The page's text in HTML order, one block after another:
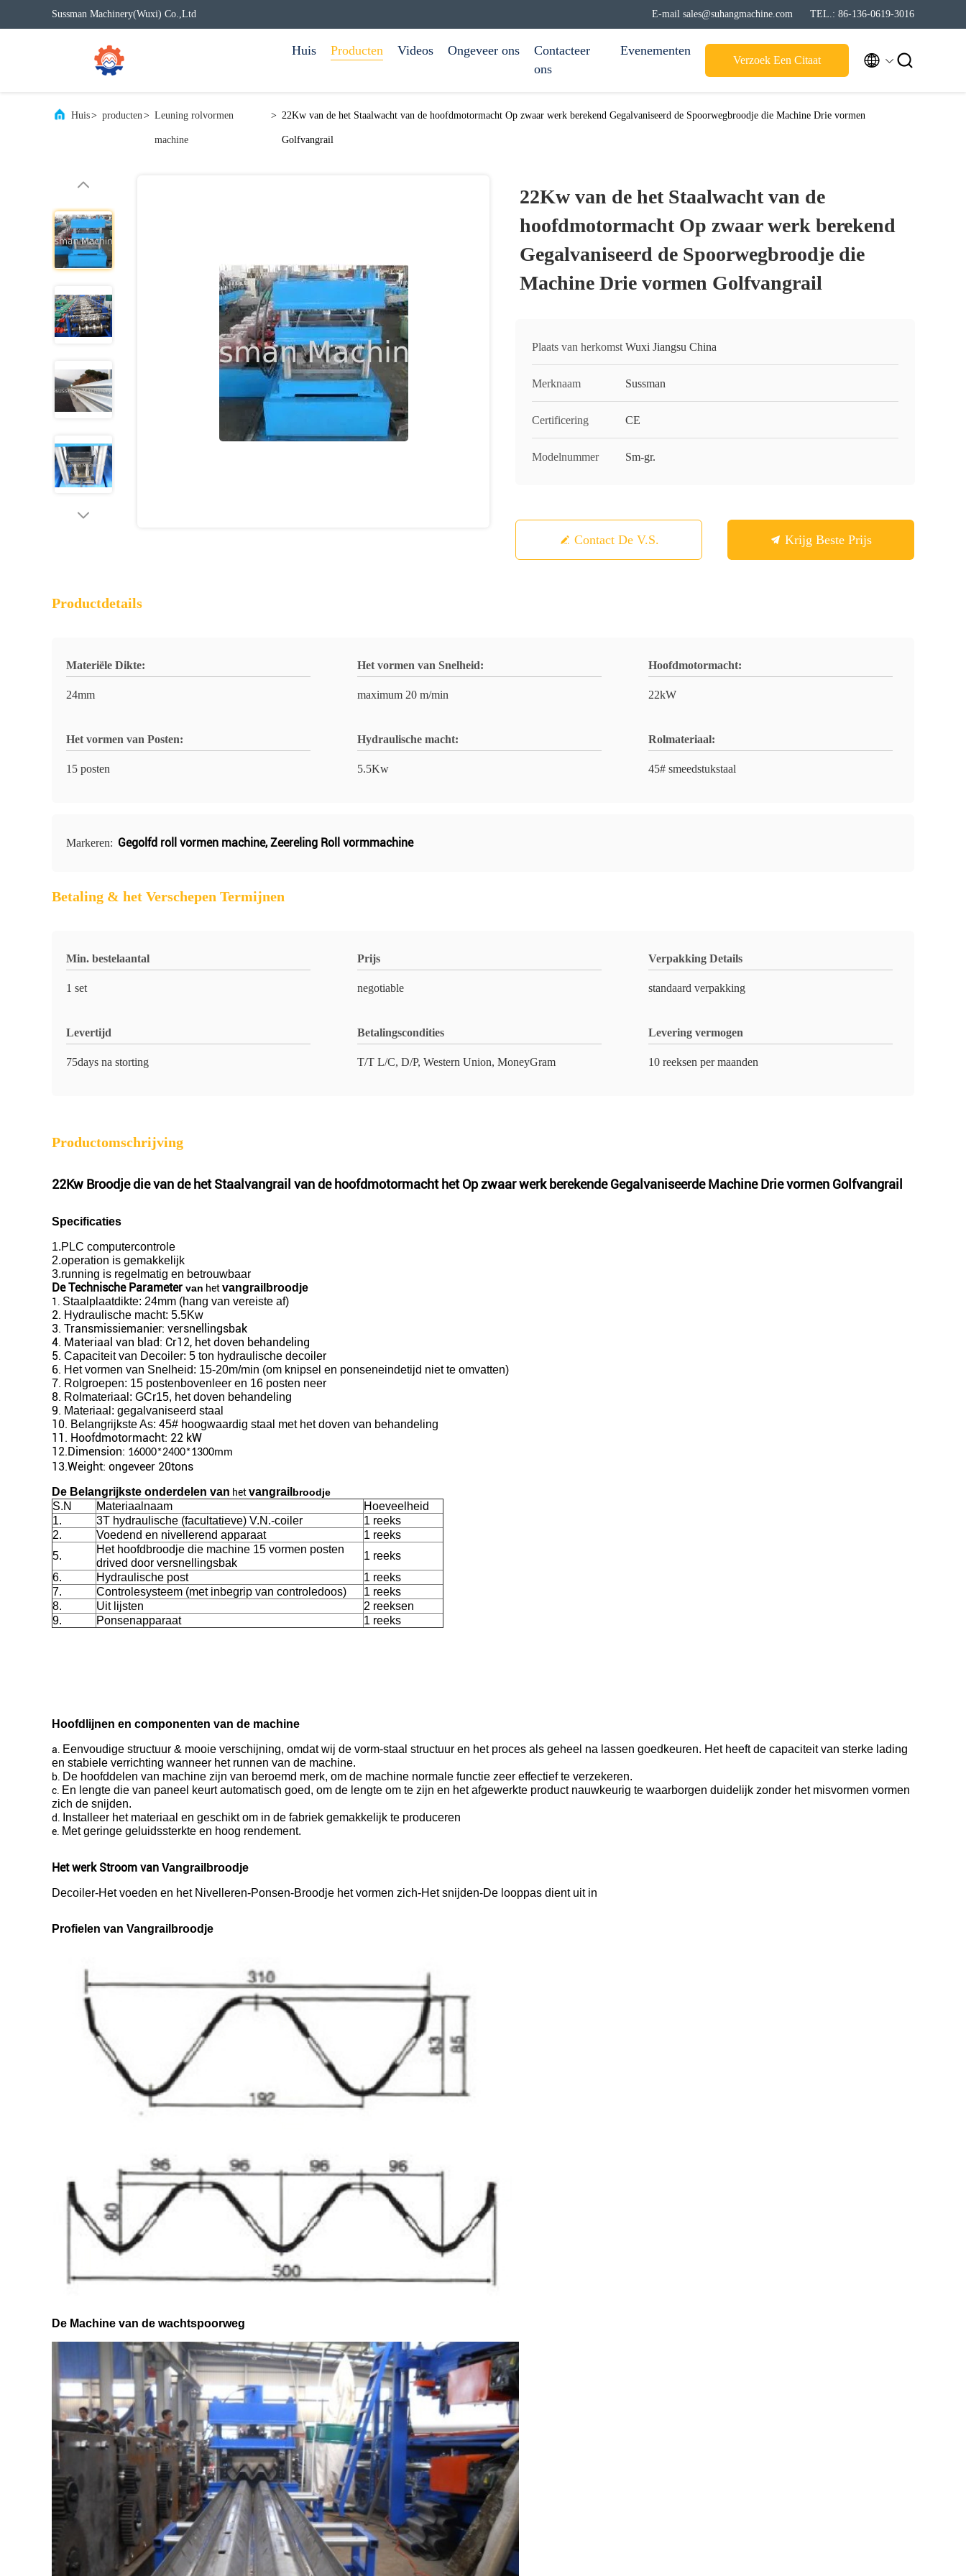
Sussman Machinery(Wuxi) Co.,Ltd E-mail sales@suhangmachine.com TEL.: 86-136-0619-3016
Huis Producten Videos Ongeveer ons
Contacteer
ons
Evenementen
Verzoek Een Citaat  
Huis> producten> Leuning rolvormen
machine
> 22Kw van de het Staalwacht van de hoofdmotormacht Op zwaar werk berekend Gegalvaniseerd de Spoorwegbroodje die Machine Drie vormen
Golfvangrail
22Kw van de het Staalwacht van de
hoofdmotormacht Op zwaar werk berekend
Gegalvaniseerd de Spoorwegbroodje die
Machine Drie vormen Golfvangrail
Plaats van herkomst Wuxi Jiangsu China
Merknaam Sussman
Certificering CE
Modelnummer Sm-gr.
Contact De V.S. Krijg Beste Prijs
Productdetails
Materiële Dikte:
24mm
Het vormen van Snelheid:
maximum 20 m/min
Hoofdmotormacht:
22kW
Het vormen van Posten:
15 posten
Hydraulische macht:
5.5Kw
Rolmateriaal:
45# smeedstukstaal
Markeren: Gegolfd roll vormen machine,Zeereling Roll vormmachine
Betaling & het Verschepen Termijnen
Min. bestelaantal
1 set
Prijs
negotiable
Verpakking Details
standaard verpakking
Levertijd
75days na storting
Betalingscondities
T/T L/C, D/P, Western Union, MoneyGram
Levering vermogen
10 reeksen per maanden
Productomschrijving
22Kw Broodje die van de het Staalvangrail van de hoofdmotormacht het Op zwaar werk berekende Gegalvaniseerde Machine Drie vormen Golfvangrail
Specificaties
1.PLC computercontrole
2.operation is gemakkelijk
3.running is regelmatig en betrouwbaar
De Technische Parameter van hetvangrailbroodje
1. Staalplaatdikte: 24mm (hang van vereiste af)
2. Hydraulische macht: 5.5Kw
3. Transmissiemanier: versnellingsbak
4. Materiaal van blad: Cr12, het doven behandeling
5. Capaciteit van Decoiler: 5 ton hydraulische decoiler
6. Het vormen van Snelheid: 15-20m/min (om knipsel en ponseneindetijd niet te omvatten)
7. Rolgroepen: 15 postenbovenleer en 16 posten neer
8. Rolmateriaal: GCr15, het doven behandeling
9. Materiaal: gegalvaniseerd staal
10. Belangrijkste As: 45# hoogwaardig staal met het doven van behandeling
11. Hoofdmotormacht: 22 kW
12.Dimension: 16000*2400*1300mm
13.Weight: ongeveer 20tons
De Belangrijkste onderdelen van hetvangrail broodje
S.N Materiaalnaam
Hoeveelheid
1.
3T hydraulische (facultatieve) V.N.-coiler
1 reeks
2.
Voedend en nivellerend apparaat
1 reeks
5.
Het hoofdbroodje die machine 15 vormen posten
drived door versnellingsbak
1 reeks
6.
Hydraulische post
1 reeks
7.
Controlesysteem (met inbegrip van controledoos)
1 reeks
8.
Uit lijsten
2 reeksen
9.
Ponsenapparaat 1 reeks
Hoofdlijnen en componenten van de machine
a. Eenvoudige structuur & mooie verschijning, omdat wij de vorm-staal structuur en het proces als geheel na lassen goedkeuren. Het heeft de capaciteit van sterke lading
en stabiele verrichting wanneer het runnen van de machine.
b. De hoofddelen van machine zijn van beroemd merk, om de machine normale functie zeer effectief te verzekeren.
c. En lengte die van paneel keurt automatisch goed, om de lengte om te zijn en het afgewerkte product nauwkeurig te waarborgen duidelijk zonder het misvormen vormen
zich de snijden.
d. Installeer het materiaal en geschikt om in de fabriek gemakkelijk te produceren
e. Met geringe geluidssterkte en hoog rendement.
Het werk Stroom van Vangrailbroodje
Decoiler-Het voeden en het Nivelleren-Ponsen-Broodje het vormen zich-Het snijden-De looppas dient uit in
Profielen van Vangrailbroodje
De Machine van de wachtspoorweg